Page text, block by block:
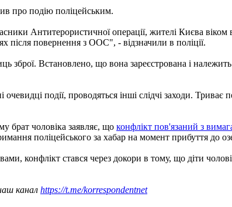
про подію поліцейським.
Антитерористичної операції, жителі Києва віком
після повернення з ООС", - відзначили в поліції.
зброї. Встановлено, що вона зареєстрована і
події, проводяться інші слідчі заходи. Триває
брат чоловіка заявляє, що конфлікт пов'язаний з
поліцейського за хабар на момент прибуття до
конфлікт стався через докори в тому, що діти
канал https://t.me/korrespondentnet